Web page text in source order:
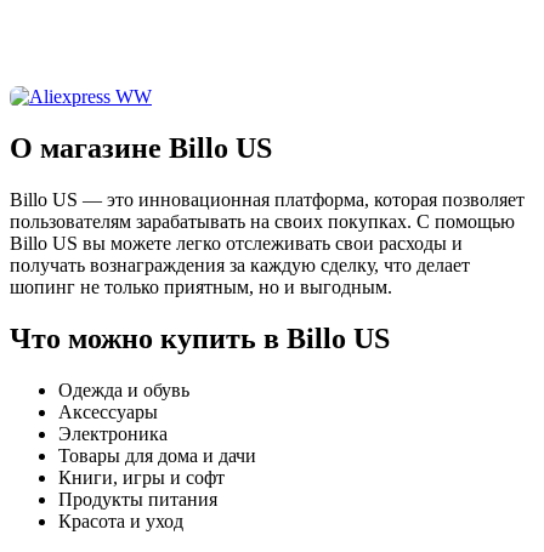
О магазине Billo US
Billo US — это инновационная платформа, которая позволяет
пользователям зарабатывать на своих покупках. С помощью
Billo US вы можете легко отслеживать свои расходы и
получать вознаграждения за каждую сделку, что делает
шопинг не только приятным, но и выгодным.
Что можно купить в Billo US
Одежда и обувь
Аксессуары
Электроника
Товары для дома и дачи
Книги, игры и софт
Продукты питания
Красота и уход